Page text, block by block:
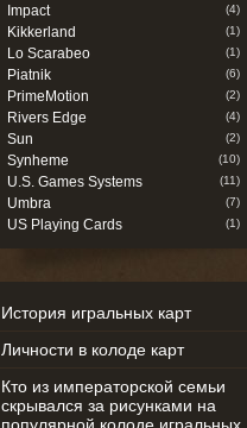
(4)
Impact
(1)
Kikkerland
(1)
Lo Scarabeo
(6)
Piatnik
(2)
PrimeMotion
(4)
Rivers Edge
(2)
Sun
(10)
Synheme
(11)
U.S. Games Systems
(7)
Umbra
(1)
US Playing Cards
История игральных карт
Личности в колоде карт
Кто из императорской семьи
скрывался за рисунками на